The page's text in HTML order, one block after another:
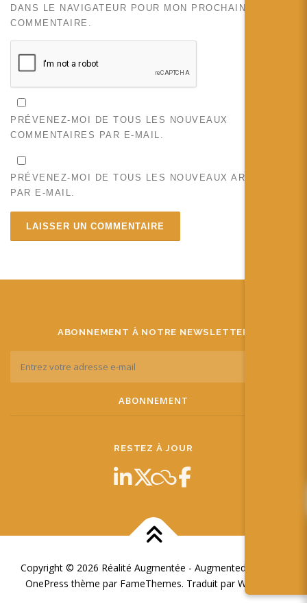
DANS LE NAVIGATEUR POUR MON PROCHAIN
COMMENTAIRE.
PRÉVENEZ-MOI DE TOUS LES NOUVEAUX
COMMENTAIRES PAR E-MAIL.
PRÉVENEZ-MOI DE TOUS LES NOUVEAUX ARTICLES
PAR E-MAIL.
ABONNEMENT À NOTRE NEWSLETTER
RESTEZ À JOUR
Copyright © 2026 Réalité Augmentée - Augmented Reality
OnePress thème par FameThemes. Traduit par Wp Trads.